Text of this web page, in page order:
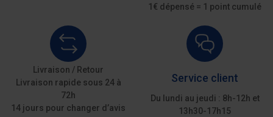
1€ dépensé = 1 point cumulé
Livraison / Retour
Livraison rapide sous 24 à
72h
14 jours pour changer d’avis
Service client
Du lundi au jeudi : 8h-12h et
13h30-17h15